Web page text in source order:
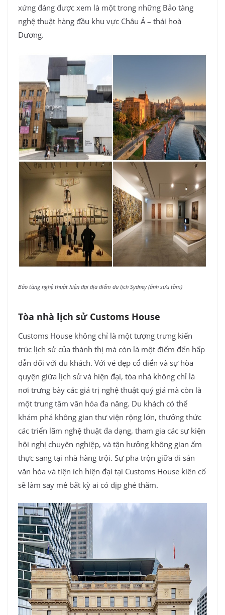
xứng đáng được xem là một trong những Bảo tàng
nghệ thuật hàng đầu khu vực Châu Á – thái hoà
Dương.
Bảo tàng nghệ thuật hiện đại địa điểm du lịch Sydney (ảnh sưu tầm)
Tòa nhà lịch sử Customs House
Customs House không chỉ là một tượng trưng kiến
trúc lịch sử của thành thị mà còn là một điểm đến hấp
dẫn đối với du khách. Với vẻ đẹp cổ điển và sự hòa
quyện giữa lịch sử và hiện đại, tòa nhà không chỉ là
nơi trưng bày các giá trị nghệ thuật quý giá mà còn là
một trung tâm văn hóa đa năng. Du khách có thể
khám phá không gian thư viện rộng lớn, thưởng thức
các triển lãm nghệ thuật đa dạng, tham gia các sự kiện
hội nghị chuyên nghiệp, và tận hưởng không gian ẩm
thực sang tại nhà hàng trội. Sự pha trộn giữa di sản
văn hóa và tiện ích hiện đại tại Customs House kiên cố
sẽ làm say mê bất kỳ ai có dịp ghé thăm.